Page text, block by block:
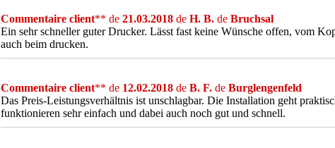
Commentaire client** de 21.03.2018 de H. B. de Bruchsal
Ein sehr schneller guter Drucker. Lässt fast keine Wünsche offen, vom
auch beim drucken.
Commentaire client** de 12.02.2018 de B. F. de Burglengenfeld
Das Preis-Leistungsverhältnis ist unschlagbar. Die Installation geht
funktionieren sehr einfach und dabei auch noch gut und schnell.